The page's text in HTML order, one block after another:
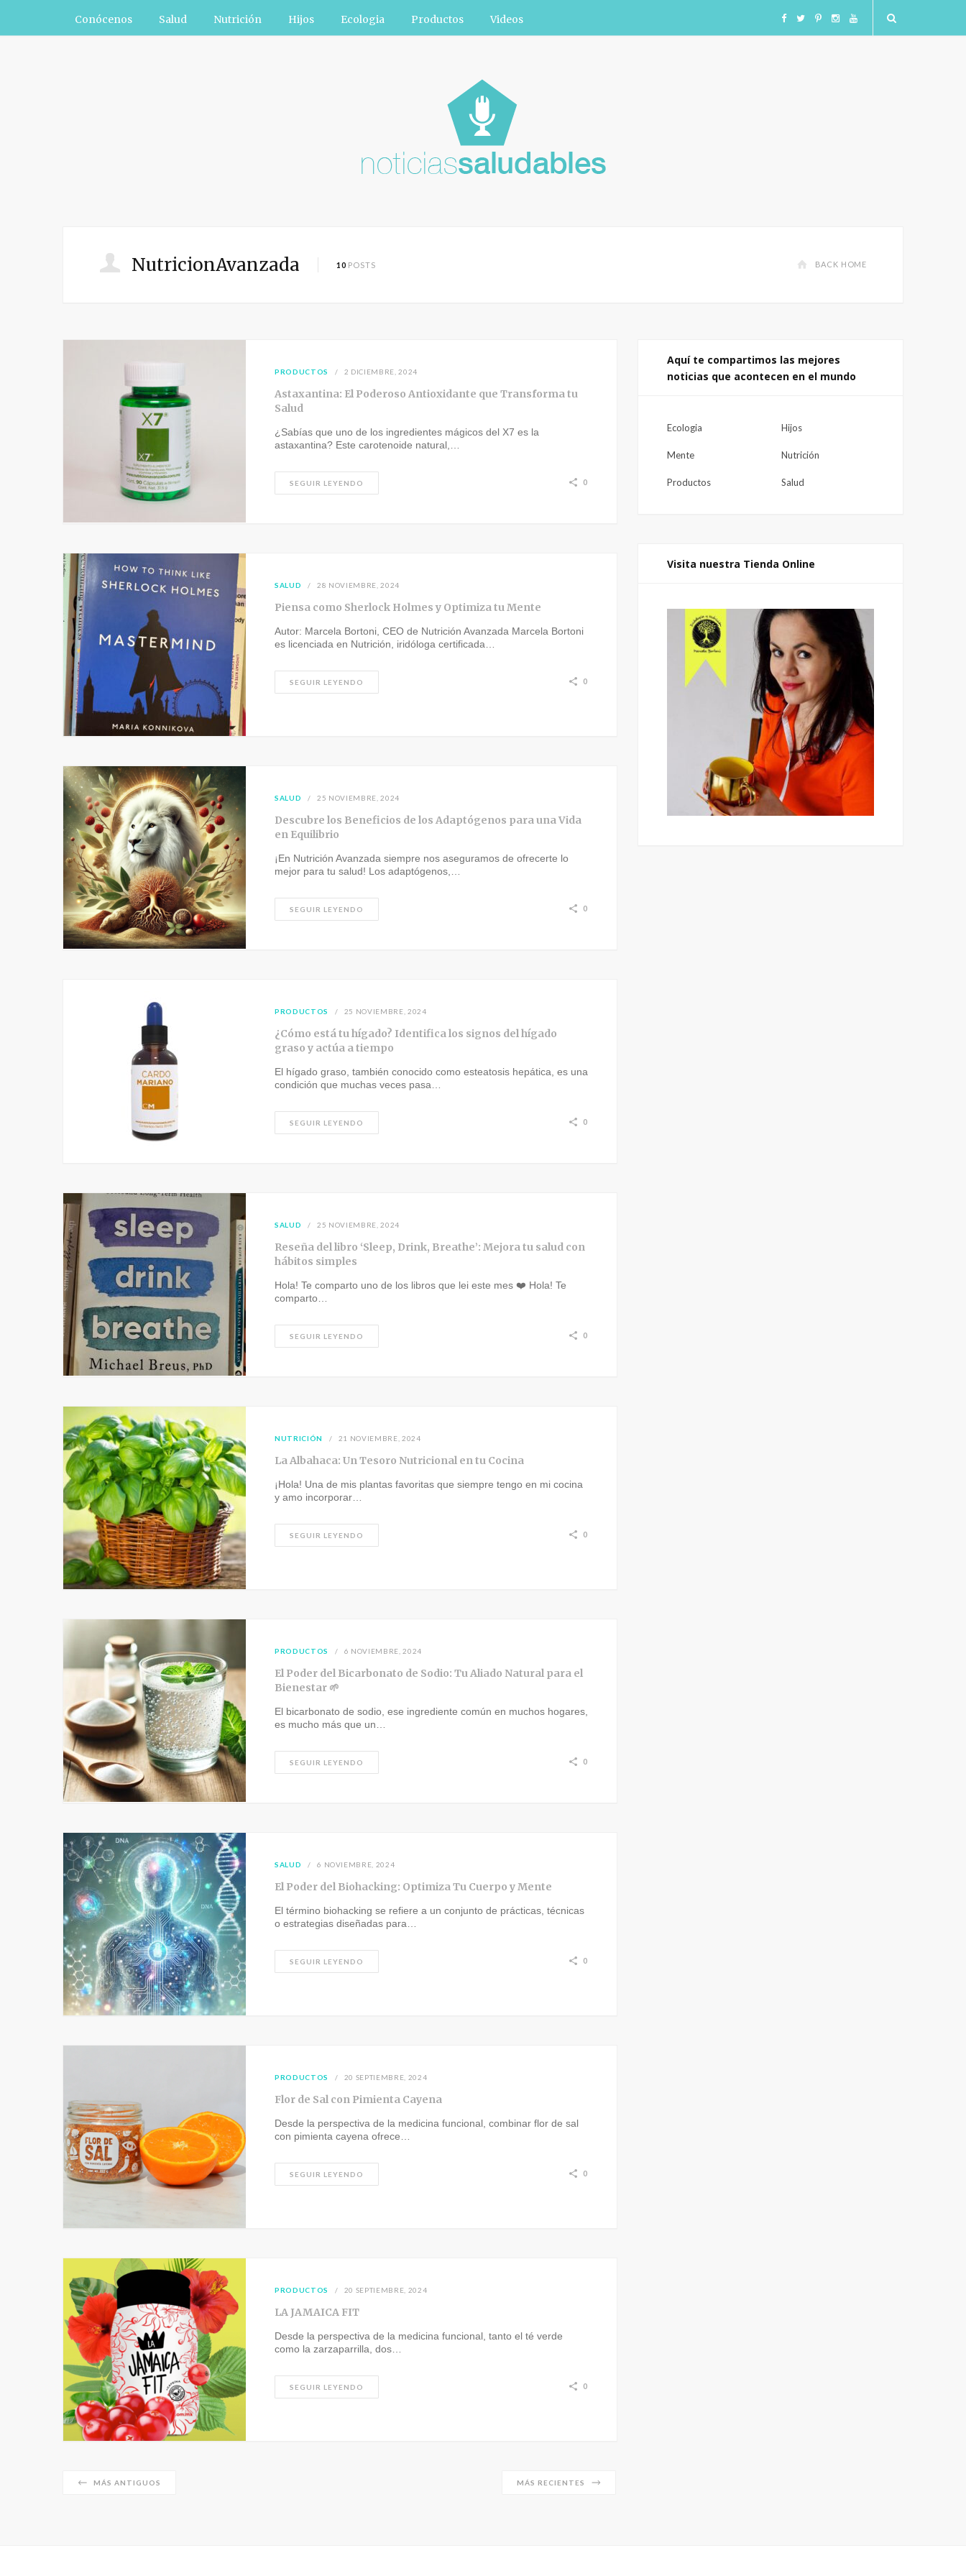
Conócenos Salud Nutrición Hijos Ecologia Productos Videos F T I
a
I
a
Y
NutricionAvanzada 10 POSTS BACK HOME
PRODUCTOS 2 DICIEMBRE, 2024
Astaxantina: El Poderoso Antioxidante que Transforma tu
Salud
¿Sabías que uno de los ingredientes mágicos del X7 es la
astaxantina? Este carotenoide natural,…
SEGUIR LEYENDO 0
SALUD 28 NOVIEMBRE, 2024
Piensa como Sherlock Holmes y Optimiza tu Mente
Autor: Marcela Bortoni, CEO de Nutrición Avanzada Marcela Bortoni
es licenciada en Nutrición, iridóloga certificada…
SEGUIR LEYENDO 0
SALUD 25 NOVIEMBRE, 2024
Descubre los Beneficios de los Adaptógenos para una Vida
en Equilibrio
¡En Nutrición Avanzada siempre nos aseguramos de ofrecerte lo
mejor para tu salud! Los adaptógenos,…
SEGUIR LEYENDO 0
PRODUCTOS 25 NOVIEMBRE, 2024
¿Cómo está tu hígado? Identifica los signos del hígado
graso y actúa a tiempo
El hígado graso, también conocido como esteatosis hepática, es una
condición que muchas veces pasa…
SEGUIR LEYENDO 0
SALUD 25 NOVIEMBRE, 2024
Reseña del libro ‘Sleep, Drink, Breathe’: Mejora tu salud con
hábitos simples
Hola! Te comparto uno de los libros que lei este mes ❤️ Hola! Te
comparto…
SEGUIR LEYENDO 0
NUTRICIÓN 21 NOVIEMBRE, 2024
La Albahaca: Un Tesoro Nutricional en tu Cocina
¡Hola! Una de mis plantas favoritas que siempre tengo en mi cocina
y amo incorporar…
SEGUIR LEYENDO 0
PRODUCTOS 6 NOVIEMBRE, 2024
El Poder del Bicarbonato de Sodio: Tu Aliado Natural para el
Bienestar 🌱
El bicarbonato de sodio, ese ingrediente común en muchos hogares,
es mucho más que un…
SEGUIR LEYENDO 0
SALUD 6 NOVIEMBRE, 2024
El Poder del Biohacking: Optimiza Tu Cuerpo y Mente
El término biohacking se refiere a un conjunto de prácticas, técnicas
o estrategias diseñadas para…
SEGUIR LEYENDO 0
PRODUCTOS 20 SEPTIEMBRE, 2024
Flor de Sal con Pimienta Cayena
Desde la perspectiva de la medicina funcional, combinar flor de sal
con pimienta cayena ofrece…
SEGUIR LEYENDO 0
PRODUCTOS 20 SEPTIEMBRE, 2024
LA JAMAICA FIT
Desde la perspectiva de la medicina funcional, tanto el té verde
como la zarzaparrilla, dos…
SEGUIR LEYENDO 0
MÁS ANTIGUOS MÁS RECIENTES
Aquí te compartimos las mejores
noticias que acontecen en el mundo
Ecologia Hijos
Mente Nutrición
Productos Salud
Visita nuestra Tienda Online